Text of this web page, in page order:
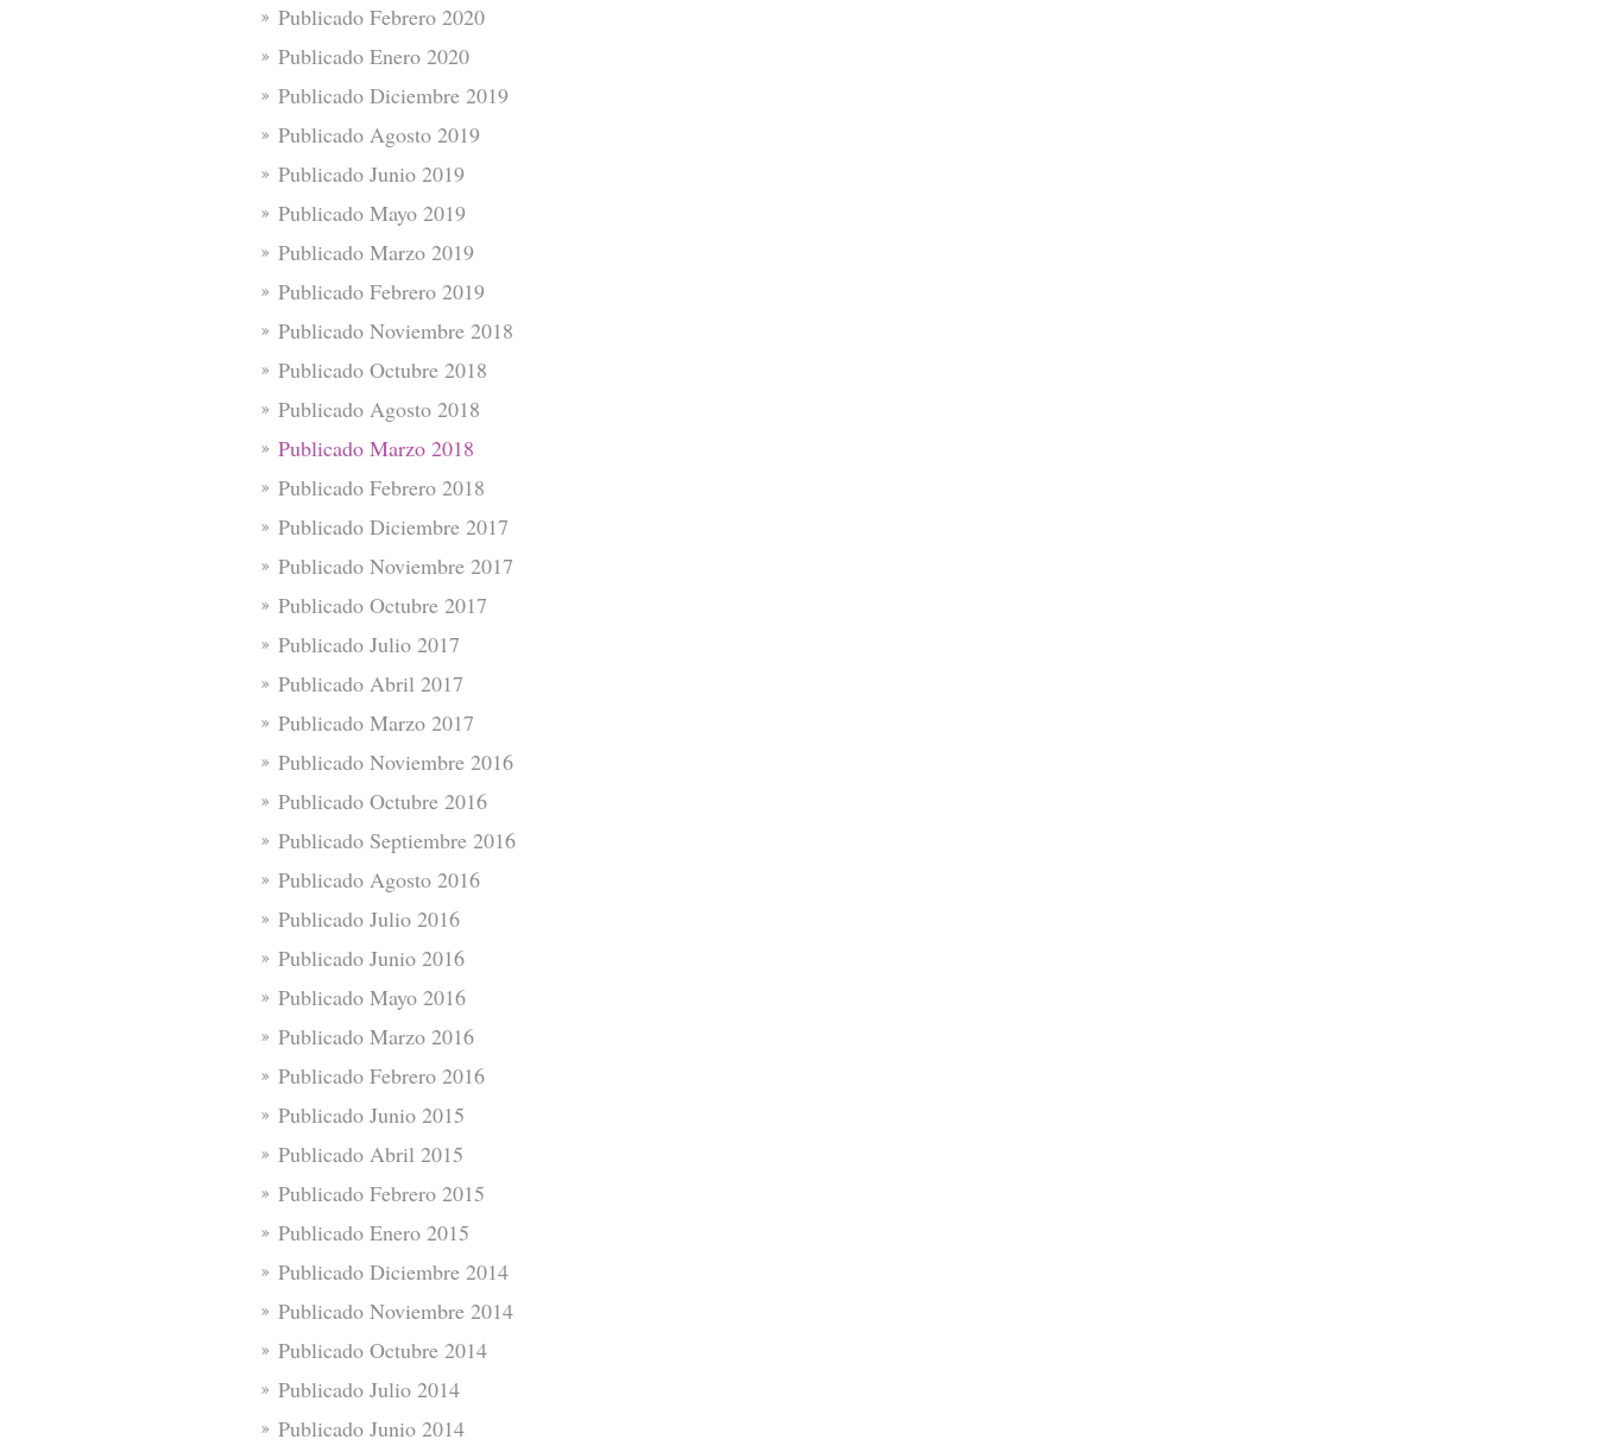
Publicado Febrero 2020
Publicado Enero 2020
Publicado Diciembre 2019
Publicado Agosto 2019
Publicado Junio 2019
Publicado Mayo 2019
Publicado Marzo 2019
Publicado Febrero 2019
Publicado Noviembre 2018
Publicado Octubre 2018
Publicado Agosto 2018
Publicado Marzo 2018
Publicado Febrero 2018
Publicado Diciembre 2017
Publicado Noviembre 2017
Publicado Octubre 2017
Publicado Julio 2017
Publicado Abril 2017
Publicado Marzo 2017
Publicado Noviembre 2016
Publicado Octubre 2016
Publicado Septiembre 2016
Publicado Agosto 2016
Publicado Julio 2016
Publicado Junio 2016
Publicado Mayo 2016
Publicado Marzo 2016
Publicado Febrero 2016
Publicado Junio 2015
Publicado Abril 2015
Publicado Febrero 2015
Publicado Enero 2015
Publicado Diciembre 2014
Publicado Noviembre 2014
Publicado Octubre 2014
Publicado Julio 2014
Publicado Junio 2014